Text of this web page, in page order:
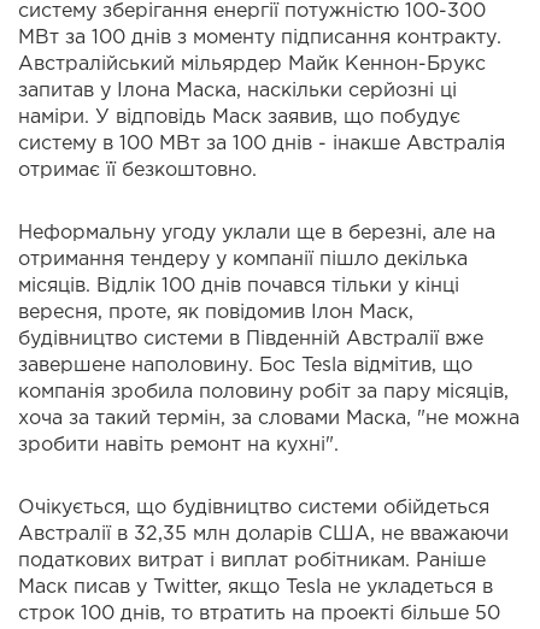
систему зберігання енергії потужністю 100-300
МВт за 100 днів з моменту підписання контракту.
Австралійський мільярдер Майк Кеннон-Брукс
запитав у Ілона Маска, наскільки серйозні ці
наміри. У відповідь Маск заявив, що побудує
систему в 100 МВт за 100 днів - інакше Австралія
отримає її безкоштовно.
Неформальну угоду уклали ще в березні, але на
отримання тендеру у компанії пішло декілька
місяців. Відлік 100 днів почався тільки у кінці
вересня, проте, як повідомив Ілон Маск,
будівництво системи в Південній Австралії вже
завершене наполовину. Бос Tesla відмітив, що
компанія зробила половину робіт за пару місяців,
хоча за такий термін, за словами Маска, "не можна
зробити навіть ремонт на кухні".
Очікується, що будівництво системи обійдеться
Австралії в 32,35 млн доларів США, не вважаючи
податкових витрат і виплат робітникам. Раніше
Маск писав у Twitter, якщо Tesla не укладеться в
строк 100 днів, то втратить на проекті більше 50